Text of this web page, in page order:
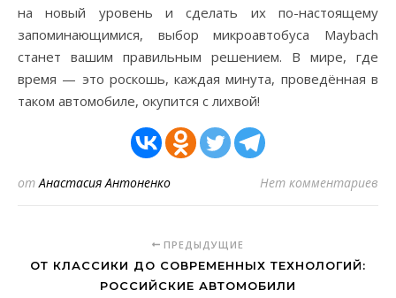
на новый уровень и сделать их по-настоящему
запоминающимися, выбор микроавтобуса Maybach
станет вашим правильным решением. В мире, где
время — это роскошь, каждая минута, проведённая в
таком автомобиле, окупится с лихвой!
отАнастасия Антоненко Нет комментариев
ПРЕДЫДУЩИЕ
ОТ КЛАССИКИ ДО СОВРЕМЕННЫХ ТЕХНОЛОГИЙ:
РОССИЙСКИЕ АВТОМОБИЛИ